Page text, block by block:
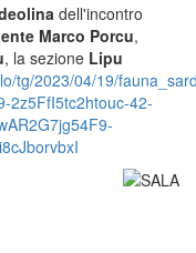
dell'incontro
Marco Porcu,
, la sezione Lipu
tg/2023/04/19/
2z5FfI5tc2htouc-42-